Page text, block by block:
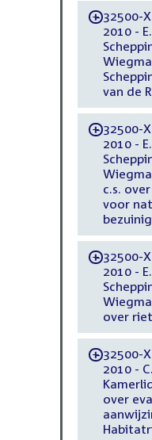
-32500-
2010 -
van de
-32500-
2010 -
c.s.
voor
-32500-
2010 -
over
-32500-
2010 -
over